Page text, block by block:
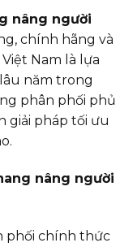
nâng người
chính hãng và
Nam là lựa
năm trong
phân phối phủ
giải pháp tối ưu
nâng người
phối chính thức